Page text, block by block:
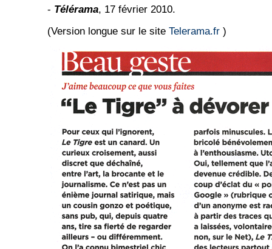
- Télérama, 17 février 2010.
(Version longue sur le site Telerama.fr )